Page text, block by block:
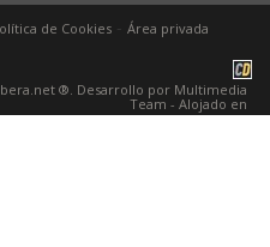
de Cookies Área privada
®. Desarrollo por Multimedia
Team - Alojado en